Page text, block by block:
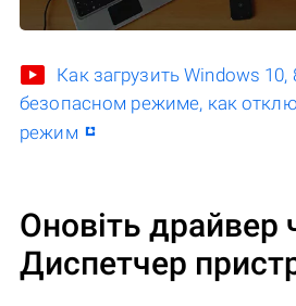
Как загрузить Windows 10,
безопасном режиме, как
режим
Оновіть драйвер
Диспетчер